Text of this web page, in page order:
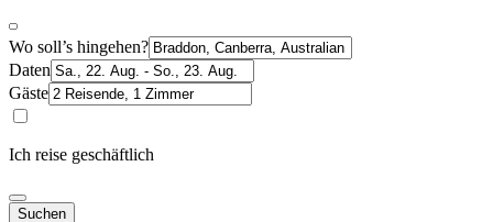
Wo soll’s hingehen?
Daten
Gäste
Ich reise geschäftlich
Suchen